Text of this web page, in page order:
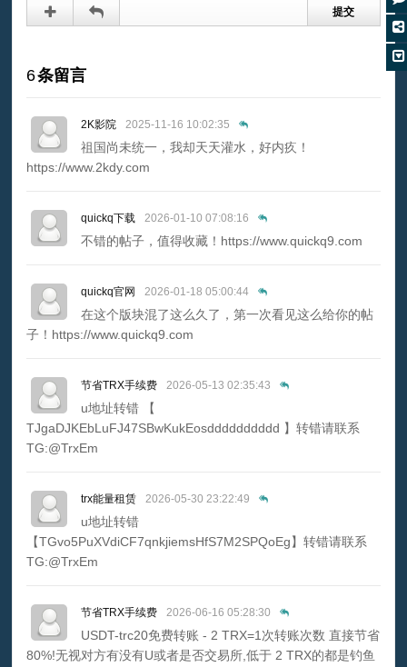
6条留言
2K影院 2025-11-16 10:02:35
祖国尚未统一，我却天天灌水，好内疚！
https://www.2kdy.com
quickq下载 2026-01-10 07:08:16
不错的帖子，值得收藏！https://www.quickq9.com
quickq官网 2026-01-18 05:00:44
在这个版块混了这么久了，第一次看见这么给你的帖
子！https://www.quickq9.com
节省TRX手续费 2026-05-13 02:35:43
u地址转错 【
TJgaDJKEbLuFJ47SBwKukEosdddddddddd 】转错请联系
TG:@TrxEm
trx能量租赁 2026-05-30 23:22:49
u地址转错
【TGvo5PuXVdiCF7qnkjiemsHfS7M2SPQoEg】转错请联系
TG:@TrxEm
节省TRX手续费 2026-06-16 05:28:30
USDT-trc20免费转账 - 2 TRX=1次转账次数 直接节省
80%!无视对方有没有U或者是否交易所,低于 2 TRX的都是钓鱼